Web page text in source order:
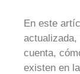
En este
actualizada,
cuenta,
existen en